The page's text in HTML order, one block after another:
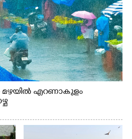
മഴയിൽ എറണാകുളം